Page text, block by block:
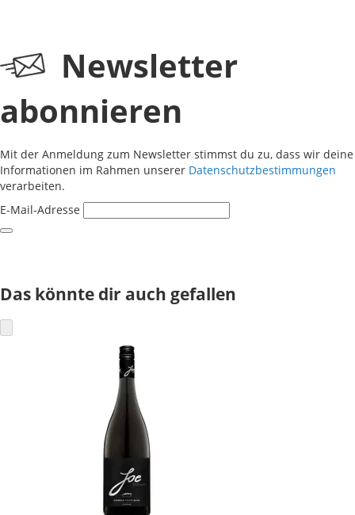
Newsletter
abonnieren
Mit der Anmeldung zum Newsletter stimmst du zu, dass wir deine
Informationen im Rahmen unserer Datenschutzbestimmungen
verarbeiten.
E-Mail-Adresse
Das könnte dir auch gefallen